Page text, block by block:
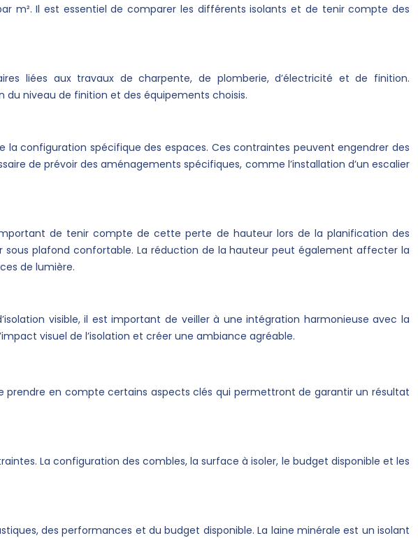
m². Il est essentiel de comparer les différents isolants et de tenir compte des
liées aux travaux de charpente, de plomberie, d’électricité et de finition.
du niveau de finition et des équipements choisis.
configuration spécifique des espaces. Ces contraintes peuvent engendrer des
de prévoir des aménagements spécifiques, comme l’installation d’un escalier
de tenir compte de cette perte de hauteur lors de la planification des
plafond confortable. La réduction de la hauteur peut également affecter la
de lumière.
visible, il est important de veiller à une intégration harmonieuse avec la
visuel de l’isolation et créer une ambiance agréable.
prendre en compte certains aspects clés qui permettront de garantir un résultat
La configuration des combles, la surface à isoler, le budget disponible et les
des performances et du budget disponible. La laine minérale est un isolant